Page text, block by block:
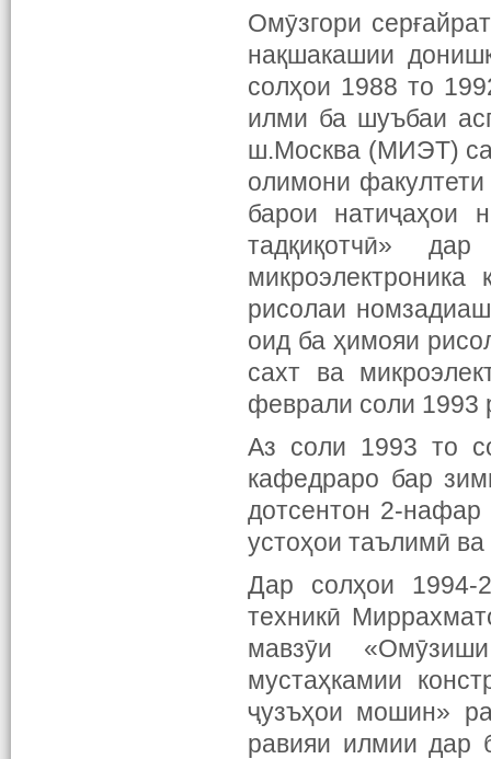
Омӯзгори
нақшакашии
солҳои 1988 то
илми ба шуъбаи
ш.Москва (МИЭТ)
олимони
барои натиҷаҳои
тадқиқотчӣ»
рисолаи
оид ба ҳимояи
сахт ва
феврали соли 1993
Аз соли 1993 то
кафедраро бар
дотсентон 2-
устоҳои таълимӣ
Дар солҳои 1994-
техникӣ
мавзӯи
мустаҳкамии
ҷузъҳои мошин»
равияи илмии дар